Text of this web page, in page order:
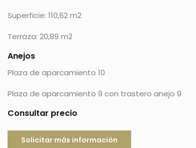
Superficie: 110,62 m2
Terraza: 20,89 m2
Anejos
Plaza de aparcamiento 10
Plaza de aparcamiento 9 con trastero anejo 9
Consultar precio
Solicitar más información